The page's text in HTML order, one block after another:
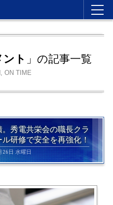
ト 」の記事一覧
ON TIME
秀電共栄会の職長クラ
研修で安全を再強化！
26日 水曜日